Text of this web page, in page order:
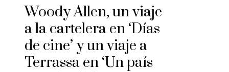
Woody Allen, un viaje
a la cartelera en ‘Días
de cine’ y un viaje a
Terrassa en ‘Un país